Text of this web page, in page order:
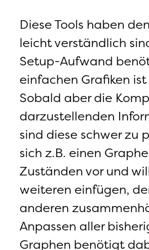
Diese Tools haben
leicht verständlich
Setup-Aufwand
einfachen Grafiken
Sobald aber die
darzustellenden
sind diese schwer zu
sich z.B. einen
Zuständen vor und
weiteren einfügen,
anderen
Anpassen aller
Graphen benötigt